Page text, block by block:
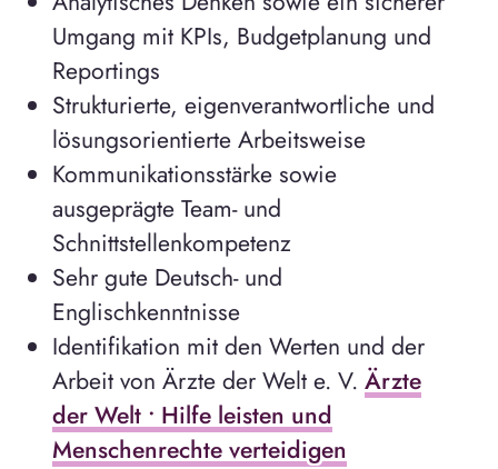
Umgang mit KPIs, Budgetplanung und
Reportings
Strukturierte, eigenverantwortliche und
lösungsorientierte Arbeitsweise
Kommunikationsstärke sowie
ausgeprägte Team- und
Schnittstellenkompetenz
Sehr gute Deutsch- und
Englischkenntnisse
Identifikation mit den Werten und der
Arbeit von Ärzte der Welt e. V. Ärzte
der Welt • Hilfe leisten und
Menschenrechte verteidigen